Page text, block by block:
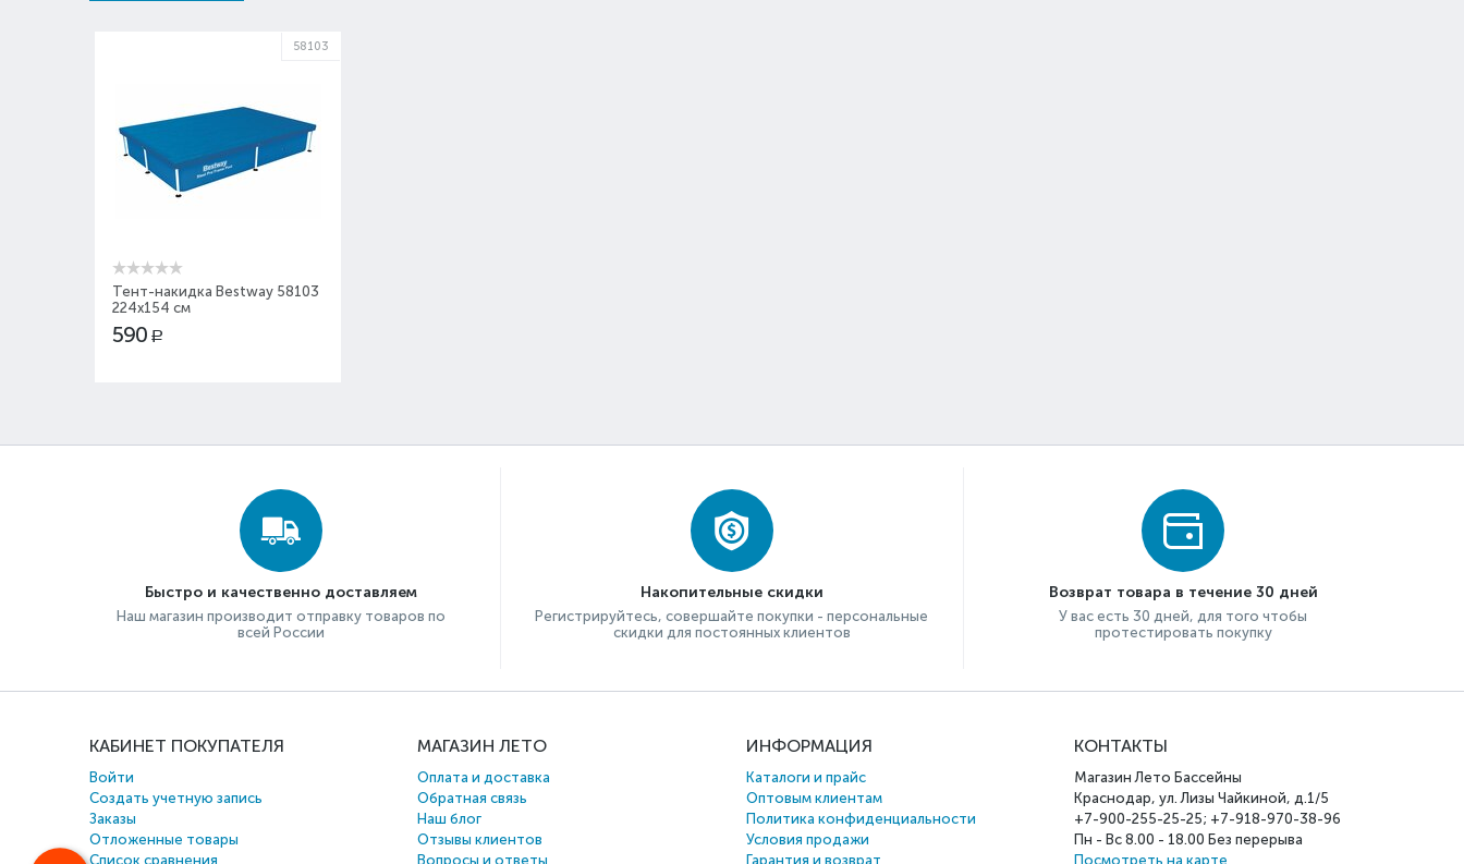
58103
Тент-накидка Bestway 58103
224x154 см
590 Р
Быстро и качественно доставляем
Наш магазин производит отправку товаров по
всей России
Накопительные скидки
Регистрируйтесь, совершайте покупки - персональные
скидки для постоянных клиентов
Возврат товара в течение 30 дней
У вас есть 30 дней, для того чтобы
протестировать покупку
КАБИНЕТ ПОКУПАТЕЛЯ
Войти
Создать учетную запись
Заказы
Отложенные товары
Список сравнения
МАГАЗИН ЛЕТО
Оплата и доставка
Обратная связь
Наш блог
Отзывы клиентов
Вопросы и ответы
ИНФОРМАЦИЯ
Каталоги и прайс
Оптовым клиентам
Политика конфиденциальности
Условия продажи
Гарантия и возврат
КОНТАКТЫ
Магазин Лето Бассейны
Краснодар, ул. Лизы Чайкиной, д.1/5
+7-900-255-25-25; +7-918-970-38-96
Пн - Вс 8.00 - 18.00 Без перерыва
Посмотреть на карте